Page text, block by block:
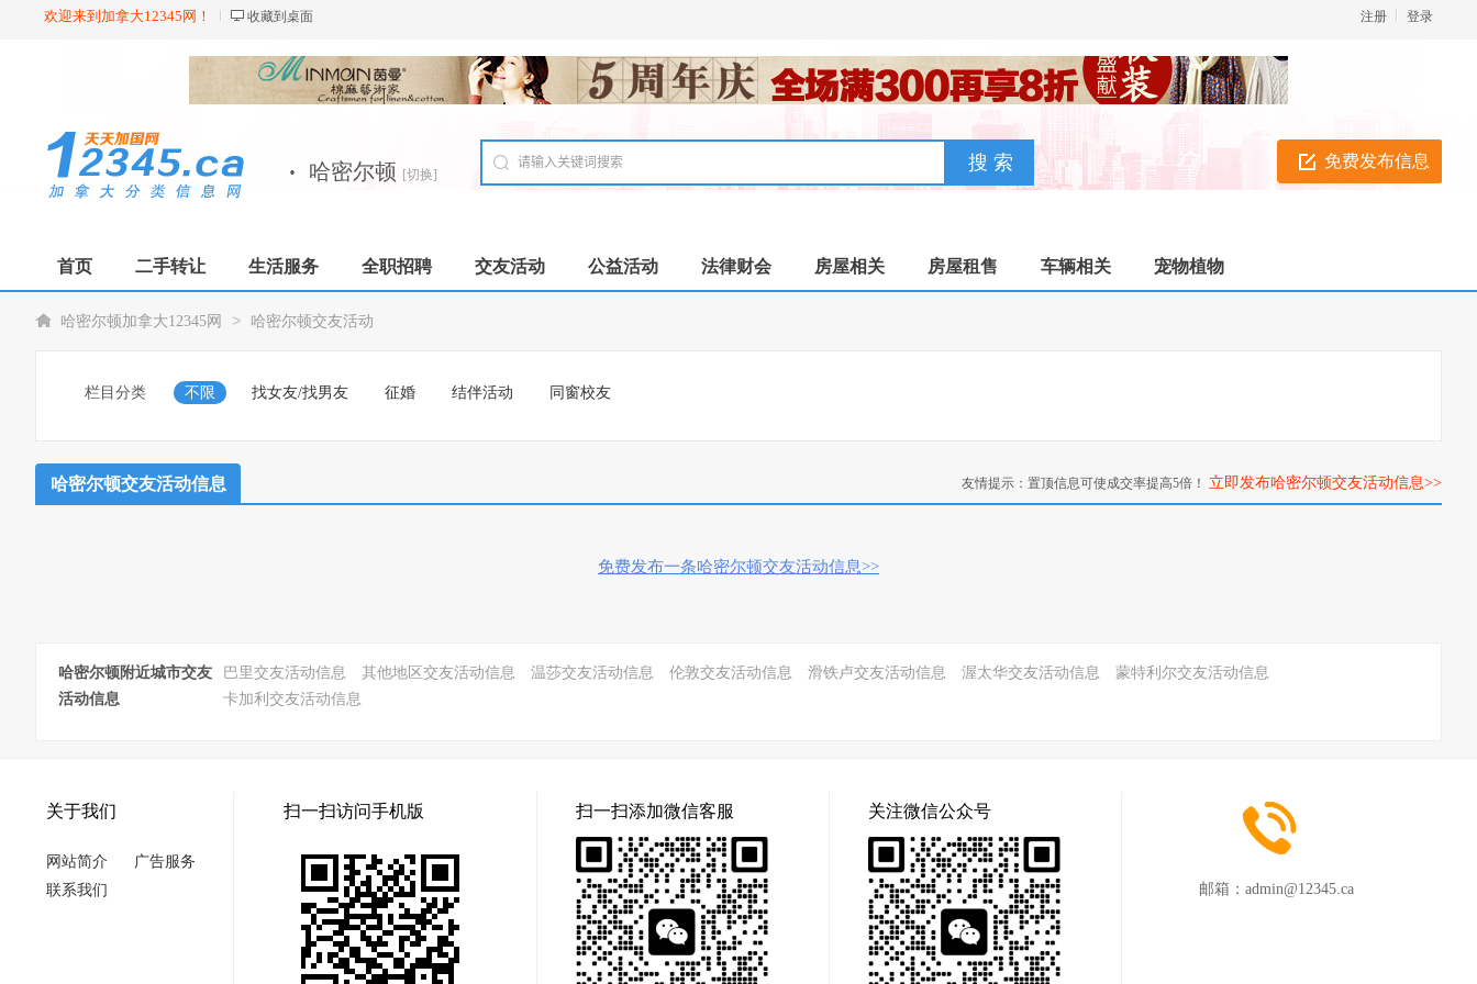
欢迎来到加拿大12345网！ 收藏到桌面 登录
注册
免费发布信息
· 哈密尔顿 [切换]
首页 二手转让 生活服务 全职招聘 交友活动 公益活动 法律财会 房屋相关 房屋租售 车辆相关 宠物植物
哈密尔顿加拿大12345网 > 哈密尔顿交友活动
栏目分类 不限 找女友/找男友 征婚 结伴活动 同窗校友
哈密尔顿交友活动信息 友情提示：置顶信息可使成交率提高5倍！ 立即发布哈密尔顿交友活动信息>>
免费发布一条哈密尔顿交友活动信息>>
哈密尔顿附近城市交友
活动信息
巴里交友活动信息 其他地区交友活动信息 温莎交友活动信息 伦敦交友活动信息 滑铁卢交友活动信息 渥太华交友活动信息
蒙特利尔交友活动信息
卡加利交友活动信息
关于我们
网站简介
广告服务
联系我们
扫一扫访问手机版 扫一扫添加微信客服 关注微信公众号
邮箱： admin@12345.ca